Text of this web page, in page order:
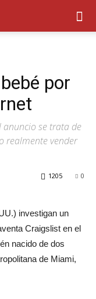
por
anuncio se trata de
realmente vender
0
1205
investigan un
Craigslist en el
nacido de dos
de Miami,